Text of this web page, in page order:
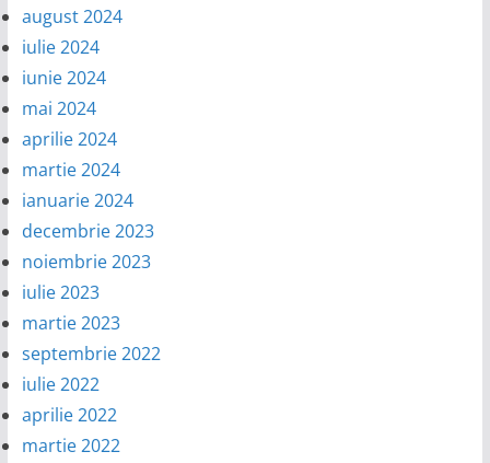
august 2024
iulie 2024
iunie 2024
mai 2024
aprilie 2024
martie 2024
ianuarie 2024
decembrie 2023
noiembrie 2023
iulie 2023
martie 2023
septembrie 2022
iulie 2022
aprilie 2022
martie 2022